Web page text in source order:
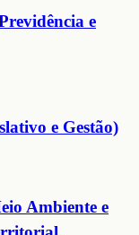
e
e Gestão)
Ambiente e